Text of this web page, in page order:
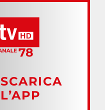
SCARICA
L’APP